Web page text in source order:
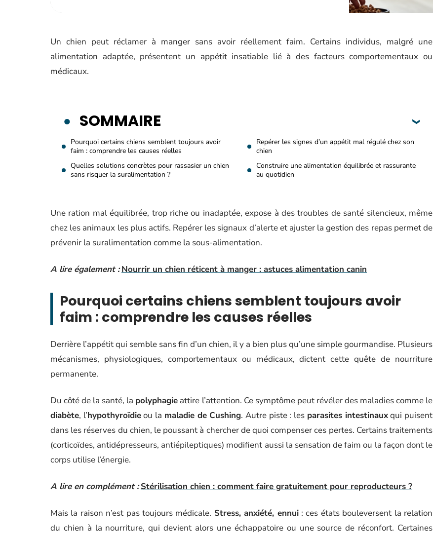
Un chien peut réclamer à manger sans avoir réellement faim. Certains individus, malgré une
alimentation adaptée, présentent un appétit insatiable lié à des facteurs comportementaux ou
médicaux.
SOMMAIRE
Pourquoi certains chiens semblent toujours avoir
faim : comprendre les causes réelles
Repérer les signes d’un appétit mal régulé chez son
chien
Quelles solutions concrètes pour rassasier un chien
sans risquer la suralimentation ?
Construire une alimentation équilibrée et rassurante
au quotidien
Une ration mal équilibrée, trop riche ou inadaptée, expose à des troubles de santé silencieux, même
chez les animaux les plus actifs. Repérer les signaux d’alerte et ajuster la gestion des repas permet de
prévenir la suralimentation comme la sous-alimentation.
A lire également : Nourrir un chien réticent à manger : astuces alimentation canin
Pourquoi certains chiens semblent toujours avoir
faim : comprendre les causes réelles
Derrière l’appétit qui semble sans fin d’un chien, il y a bien plus qu’une simple gourmandise. Plusieurs
mécanismes, physiologiques, comportementaux ou médicaux, dictent cette quête de nourriture
permanente.
Du côté de la santé, la polyphagie attire l’attention. Ce symptôme peut révéler des maladies comme le
diabète, l’hypothyroïdieou la maladie de Cushing. Autre piste : les parasites intestinauxqui puisent
dans les réserves du chien, le poussant à chercher de quoi compenser ces pertes. Certains traitements
(corticoïdes, antidépresseurs, antiépileptiques) modifient aussi la sensation de faim ou la façon dont le
corps utilise l’énergie.
A lire en complément : Stérilisation chien : comment faire gratuitement pour reproducteurs ?
Mais la raison n’est pas toujours médicale. Stress, anxiété, ennui: ces états bouleversent la relation
du chien à la nourriture, qui devient alors une échappatoire ou une source de réconfort. Certaines